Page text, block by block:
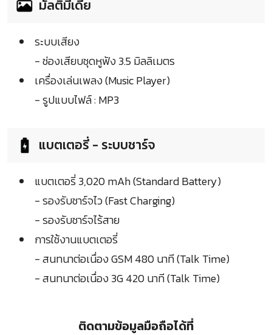
มัลติมีเดีย
ระบบเสียง
- ช่องเสียบชุดหูฟัง 3.5 มิลลิเมตร
เครื่องเล่นเพลง (Music Player)
- รูปแบบไฟล์ : MP3
แบตเตอรี่ - ระบบชาร์จ
แบตเตอรี่ 3,020 mAh (Standard Battery)
- รองรับชาร์จไว (Fast Charging)
- รองรับชาร์จไร้สาย
การใช้งานแบตเตอรี่
- สนทนาต่อเนื่อง GSM 480 นาที (Talk Time)
- สนทนาต่อเนื่อง 3G 420 นาที (Talk Time)
ติดตามข้อมูลมือถือได้ที่